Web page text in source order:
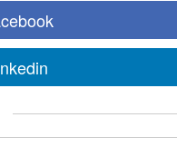
Orario: Tempo
neutri sotto il profilo...